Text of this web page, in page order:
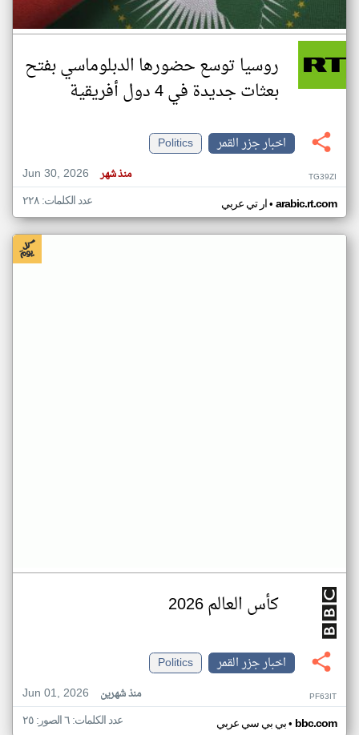
روسيا توسع حضورها الدبلوماسي بفتح
بعثات جديدة في 4 دول أفريقية
اخبار جزر القمر
Politics
Jun 30, 2026
منذ شهر TG39ZI
ار تي عربي• arabic.rt.com عدد الكلمات: ٢٢٨
كأس العالم 2026
اخبار جزر القمر
Politics
Jun 01, 2026
منذ شهرين PF63IT
بي بي سي عربي• bbc.com عدد الكلمات: ٦ الصور: ٢٥